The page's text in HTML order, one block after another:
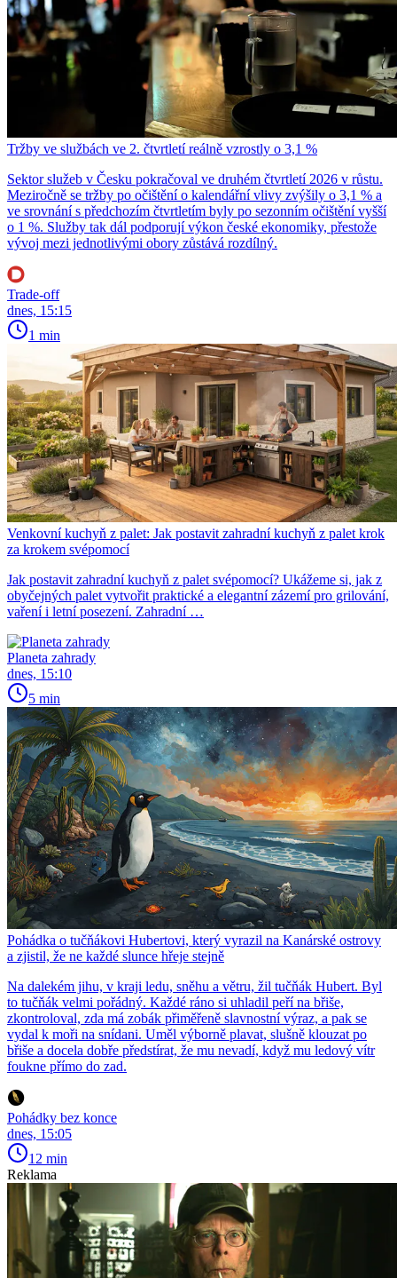
Tržby ve službách ve 2. čtvrtletí reálně vzrostly o 3,1 %
Sektor služeb v Česku pokračoval ve druhém čtvrtletí 2026 v růstu.
Meziročně se tržby po očištění o kalendářní vlivy zvýšily o 3,1 % a
ve srovnání s předchozím čtvrtletím byly po sezonním očištění vyšší
o 1 %. Služby tak dál podporují výkon české ekonomiky, přestože
vývoj mezi jednotlivými obory zůstává rozdílný.
Trade-off
dnes, 15:15
1 min
Venkovní kuchyň z palet: Jak postavit zahradní kuchyň z palet krok
za krokem svépomocí
Jak postavit zahradní kuchyň z palet svépomocí? Ukážeme si, jak z
obyčejných palet vytvořit praktické a elegantní zázemí pro grilování,
vaření i letní posezení. Zahradní …
Planeta zahrady
dnes, 15:10
5 min
Pohádka o tučňákovi Hubertovi, který vyrazil na Kanárské ostrovy
a zjistil, že ne každé slunce hřeje stejně
Na dalekém jihu, v kraji ledu, sněhu a větru, žil tučňák Hubert. Byl
to tučňák velmi pořádný. Každé ráno si uhladil peří na břiše,
zkontroloval, zda má zobák přiměřeně slavnostní výraz, a pak se
vydal k moři na snídani. Uměl výborně plavat, slušně klouzat po
břiše a docela dobře předstírat, že mu nevadí, když mu ledový vítr
foukne přímo do zad.
Pohádky bez konce
dnes, 15:05
12 min
Reklama